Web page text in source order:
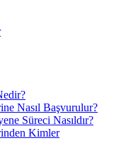
Nasıl Başvurulur?
Süreci Nasıldır?
Kimler